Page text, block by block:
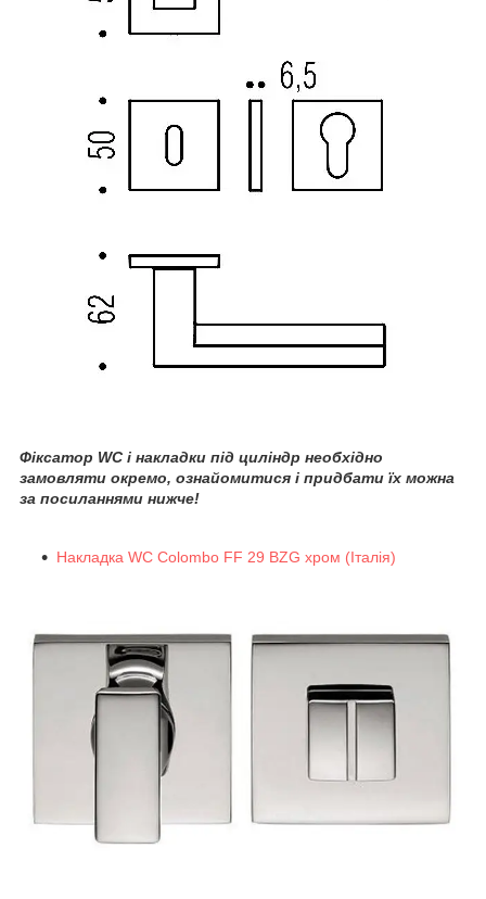
Фіксатор WC і накладки під циліндр необхідно
замовляти окремо, ознайомитися і придбати їх можна
за посиланнями нижче!
Накладка WC Colombo FF 29 BZG хром (Італія)